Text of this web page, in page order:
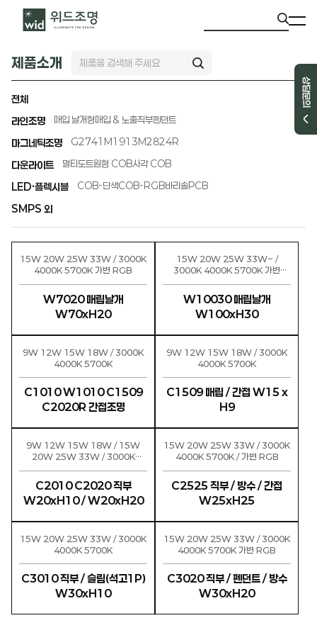
상담문의
제품소개
전체
라인조명
매입 날개형매입 & 노출직부펜던트
마그네틱조명 G2741 M1913M2824R
다운라이트 멀티도트원형 COB사각 COB
LED·플렉시블 COB-단색COB-RGB바리솔PCB
SMPS 외
15W 20W 25W 33W / 3000K
4000K 5700K 가변 RGB
W7020 매립날개
W70xH20
15W 20W 25W 33W~ /
3000K 4000K 5700K 가변
W10030 매립날개
W100xH30
9W 12W 15W 18W / 3000K
4000K 5700K
C1010 W1010 C1509
C2020R 간접조명
9W 12W 15W 18W / 3000K
4000K 5700K
C1509 매립 / 간접 W15 x
H9
9W 12W 15W 18W / 15W
20W 25W 33W / 3000K
RGB(C2020)
C2010 C2020 직부
W20xH10 / W20xH20
15W 20W 25W 33W / 3000K
4000K 5700K / 가변 RGB
C2525 직부 / 방수 / 간접
W25xH25
15W 20W 25W 33W / 3000K
4000K 5700K
C3010 직부 / 슬림(석고1P)
W30xH10
15W 20W 25W 33W / 3000K
4000K 5700K 가변 RGB
C3020 직부 / 펜던트 / 방수
W30xH20